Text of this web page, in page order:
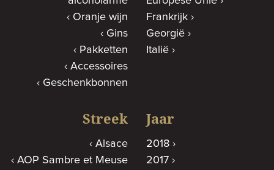
Oranje wijn
Gins
Pakketten
Accessoires
Geschenkbonnen
Frankrijk
Georgië
Italië
Streek
Alsace
AOP Sambre et Meuse
Jaar
2018
2017